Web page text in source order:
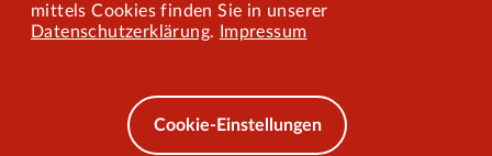
mittels Cookies finden Sie in unserer
Datenschutzerklärung. Impressum
Cookie-Einstellungen
Mobilität lernen